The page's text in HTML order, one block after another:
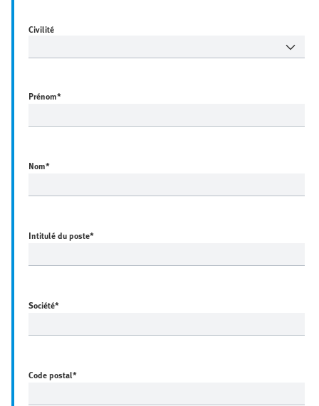
Civilité
Prénom*
Nom*
Intitulé du poste*
Société*
Code postal*